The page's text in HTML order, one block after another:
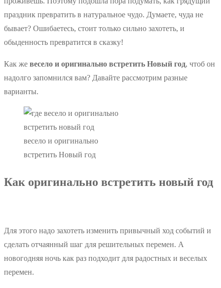
праздник превратить в натуральное чудо. Думаете, чуда не
бывает? Ошибаетесь, стоит только сильно захотеть, и
обыденность превратится в сказку!
Как же весело и оригинально встретить Новый год, чтоб он
надолго запомнился вам? Давайте рассмотрим разные
варианты.
весело и оригинально
встретить Новый год
Как оригинально встретить новый год
Для этого надо захотеть изменить привычный ход событий и
сделать отчаянный шаг для решительных перемен. А
новогодняя ночь как раз подходит для радостных и веселых
перемен.